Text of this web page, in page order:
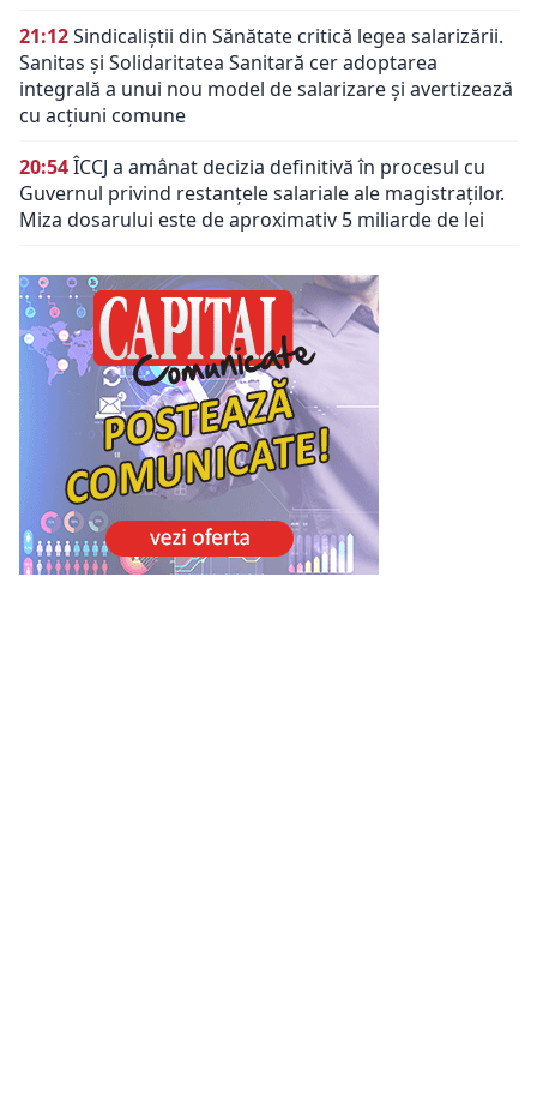
21:12Sindicaliștii din Sănătate critică legea salarizării.
Sanitas și Solidaritatea Sanitară cer adoptarea
integrală a unui nou model de salarizare și avertizează
cu acțiuni comune
20:54ÎCCJ a amânat decizia definitivă în procesul cu
Guvernul privind restanțele salariale ale magistraților.
Miza dosarului este de aproximativ 5 miliarde de lei